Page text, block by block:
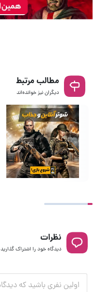
مطالب مرتبط
دیگران نیز خوانده‌اند
نظرات
دیدگاه خود را اشتراک گذارید